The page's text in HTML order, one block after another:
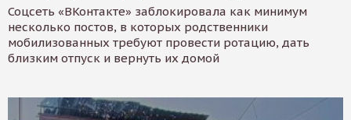
Соцсеть «ВКонтакте» заблокировала как минимум
несколько постов, в которых родственники
мобилизованных требуют провести ротацию, дать
близким отпуск и вернуть их домой